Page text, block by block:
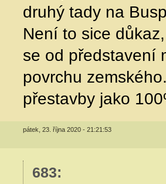
druhý tady na
Není to sice
se od představení
povrchu
přestavby jako
pátek, 23. října 2020 - 21:21:53
683: